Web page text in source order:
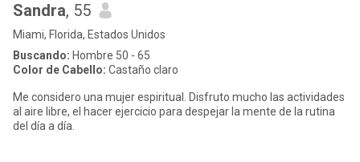
Sandra, 55
Miami, Florida, Estados Unidos
Buscando: Hombre 50 - 65
Color de Cabello: Castaño claro
Me considero una mujer espiritual. Disfruto mucho las actividades
al aire libre, el hacer ejercicio para despejar la mente de la rutina
del día a día.